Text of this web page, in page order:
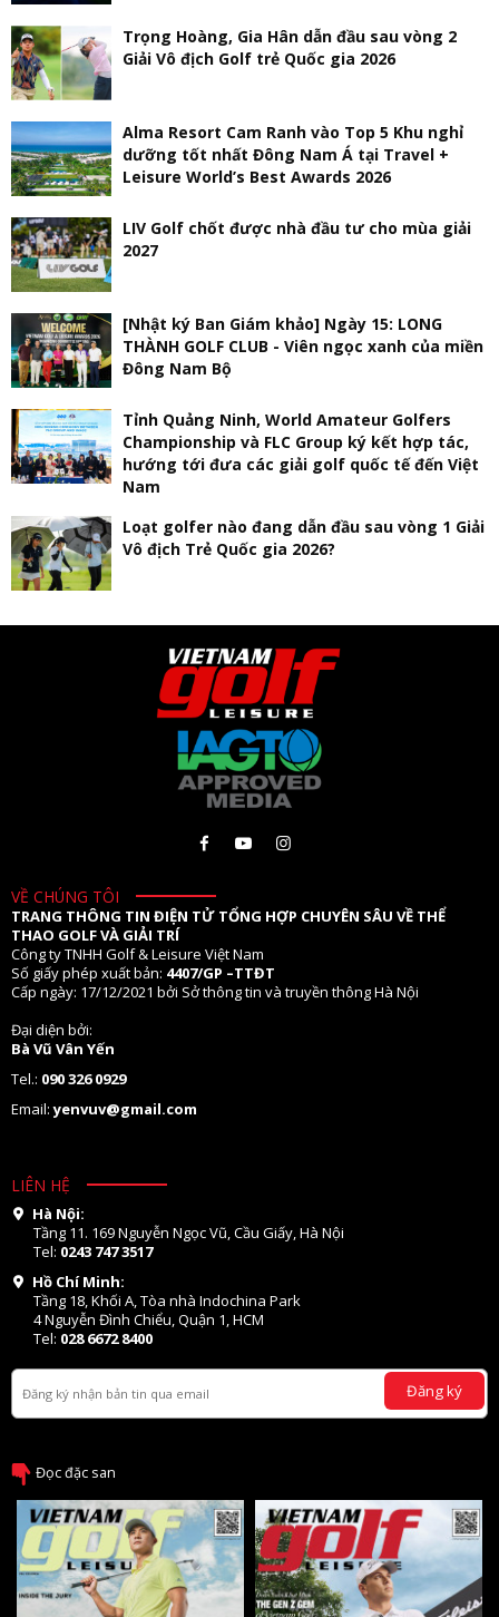
Trọng Hoàng, Gia Hân dẫn đầu sau vòng 2
Giải Vô địch Golf trẻ Quốc gia 2026
Alma Resort Cam Ranh vào Top 5 Khu nghỉ
dưỡng tốt nhất Đông Nam Á tại Travel +
Leisure World’s Best Awards 2026
LIV Golf chốt được nhà đầu tư cho mùa giải
2027
[Nhật ký Ban Giám khảo] Ngày 15: LONG
THÀNH GOLF CLUB - Viên ngọc xanh của miền
Đông Nam Bộ
Tỉnh Quảng Ninh, World Amateur Golfers
Championship và FLC Group ký kết hợp tác,
hướng tới đưa các giải golf quốc tế đến Việt
Nam
Loạt golfer nào đang dẫn đầu sau vòng 1 Giải
Vô địch Trẻ Quốc gia 2026?
VỀ CHÚNG TÔI
TRANG THÔNG TIN ĐIỆN TỬ TỔNG HỢP CHUYÊN SÂU VỀ THỂ
THAO GOLF VÀ GIẢI TRÍ
Công ty TNHH Golf & Leisure Việt Nam
Số giấy phép xuất bản: 4407/GP –TTĐT
Cấp ngày: 17/12/2021 bởi Sở thông tin và truyền thông Hà Nội
Đại diện bởi:
Bà Vũ Vân Yến
Tel.: 090 326 0929
Email:yenvuv@gmail.com
LIÊN HỆ
Hà Nội:
Tầng 11. 169 Nguyễn Ngọc Vũ, Cầu Giấy, Hà Nội
Tel: 0243 747 3517
Hồ Chí Minh:
Tầng 18, Khối A, Tòa nhà Indochina Park
4 Nguyễn Đình Chiểu, Quận 1, HCM
Tel: 028 6672 8400
Đăng ký
Đọc đặc san